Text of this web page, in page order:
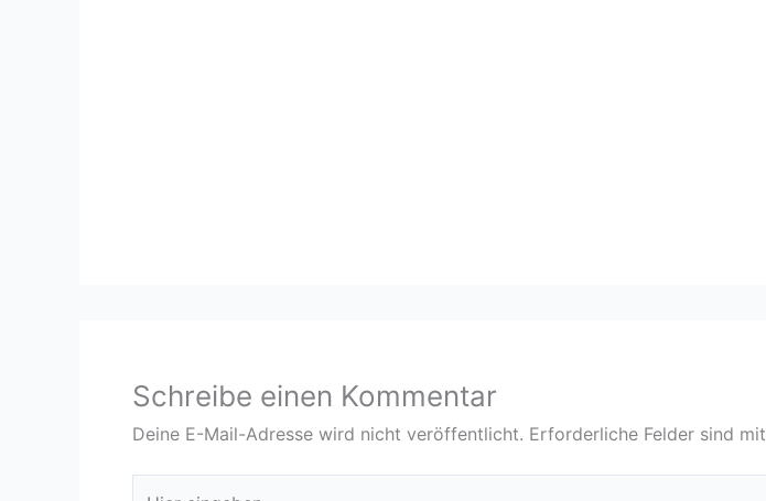
Schreibe einen Kommentar
Deine E-Mail-Adresse wird nicht veröffentlicht. Erforderliche Felder sind mit